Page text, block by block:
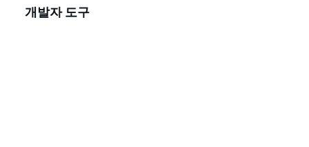
개발자 도구